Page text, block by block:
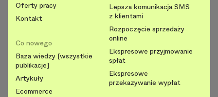
Oferty pracy
Kontakt
Co nowego
Baza wiedzy [wszystkie
publikacje]
Artykuły
Ecommerce
Lepsza komunikacja SMS
z klientami
Rozpoczęcie sprzedaży
online
Ekspresowe przyjmowanie
spłat
Ekspresowe
przekazywanie wypłat